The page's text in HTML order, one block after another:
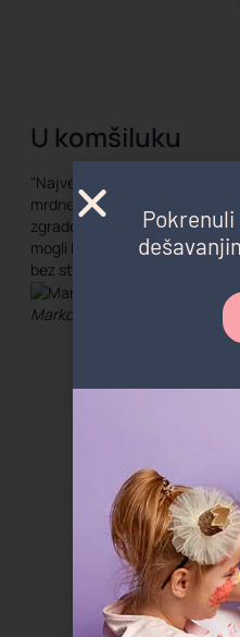
U komšiluku
"Najveća prednost bila je što
mrdnemo. Rođendan je
zgrade, deca su se igrala
mogli lako da nam se
bez stresa."
Marko R.